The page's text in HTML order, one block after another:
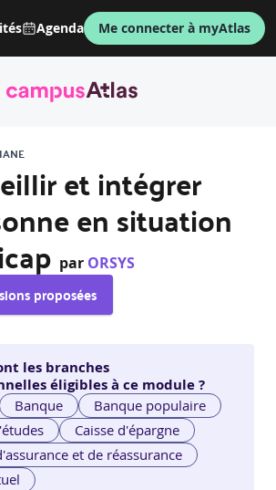
Agenda Me connecter à myAtlas
et intégrer
en situation
par ORSYS
proposées
les branches
éligibles à ce module ?
Banque
Banque populaire
Caisse d'épargne
et de réassurance